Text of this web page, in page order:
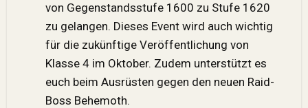
von Gegenstandsstufe 1600 zu Stufe 1620
zu gelangen. Dieses Event wird auch wichtig
für die zukünftigeVeröffentlichung von
Klasse 4 im Oktober. Zudem unterstützt es
euch beim Ausrüsten gegen den neuen Raid-
Boss Behemoth.